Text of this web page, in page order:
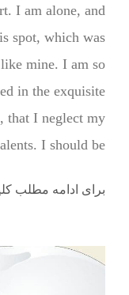
I am alone, and
spot, which was
mine. I am so
in the exquisite
that I neglect my
I should be...
برای ادامه مطلب